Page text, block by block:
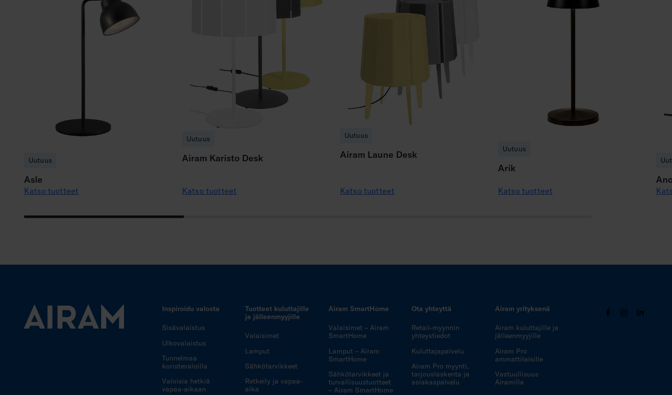
Uutuus
Asle
Katso tuotteet
Uutuus
Airam Karisto Desk
Katso tuotteet
Uutuus
Airam Laune Desk
Katso tuotteet
Uutuus
Arik
Katso tuotteet
Inspiroidu valosta
Sisävalaistus
Ulkovalaistus
Tunnelmaa
koristevaloilla
Valoisia hetkiä
vapaa-aikaan
Tuotteet kuluttajille
ja jälleenmyyjille
Valaisimet
Lamput
Sähkötarvikkeet
Retkeily ja vapaa-
aika
Airam SmartHome
Valaisimet – Airam
SmartHome
Lamput – Airam
SmartHome
Sähkötarvikkeet ja
turvallisuustuotteet
– Airam SmartHome
Ota yhteyttä
Retail-myynnin
yhteystiedot
Kuluttajapalvelu
Airam Pro myynti,
tarjouslaskenta ja
asiakaspalvelu
Airam yrityksenä
Airam kuluttajille ja
jälleenmyyjille
Airam Pro
ammattilaisille
Vastuullisuus
Airamilla